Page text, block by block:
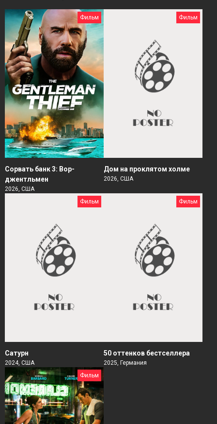
Фильм
Сорвать банк 3: Вор-
джентльмен
2026, США
Фильм
Дом на проклятом холме
2026, США
Фильм
Сатурн
2024, США
Фильм
50 оттенков бестселлера
2025, Германия
Фильм